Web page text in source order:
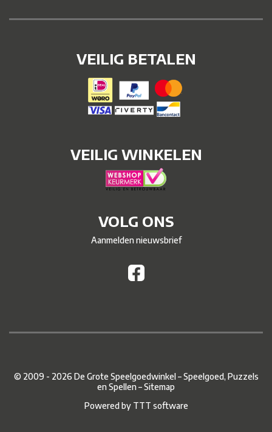
VEILIG BETALEN
VEILIG WINKELEN
VOLG ONS
Aanmelden nieuwsbrief
© 2009 - 2026 De Grote Speelgoedwinkel – Speelgoed, Puzzels
en Spellen –Sitemap
Powered by TTT software